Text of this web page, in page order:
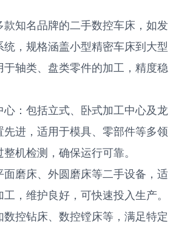
款知名品牌的二手数控车床，如发
统，规格涵盖小型精密车床到大型
轴类、盘类零件的加工，精度稳
：包括立式、卧式加工中心及龙
先进，适用于模具、零部件等多领
机检测，确保运行可靠。
面磨床、外圆磨床等二手设备，适
，维护良好，可快速投入生产。
控钻床、数控镗床等，满足特定